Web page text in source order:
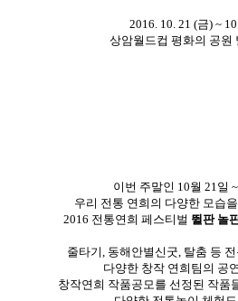
2016. 10. 21 (금) ~
상암월드컵 평화의 공원
이번 주말인 10월 21일
우리 전통 연희의 다양한 모습
2016 전통연희 페스티벌 뛸판 놀
줄타기, 동해안별신굿, 탈춤 등
다양한 창작 연희팀의 공
창작연희 작품공모를 선정된 작품